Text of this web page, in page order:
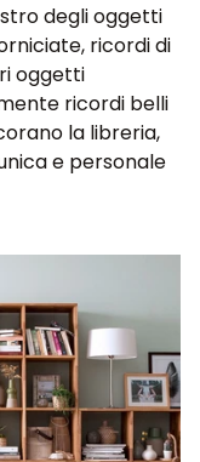
degli oggetti
ricordi di
oggetti
ricordi belli
la libreria,
e personale